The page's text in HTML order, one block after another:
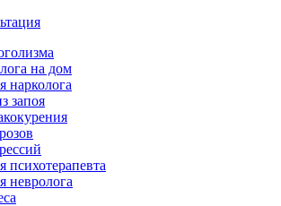
на дом
нарколога
запоя
психотерапевта
невролога